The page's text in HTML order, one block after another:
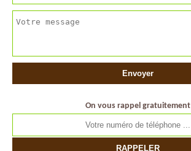
On vous rappel gratuitement